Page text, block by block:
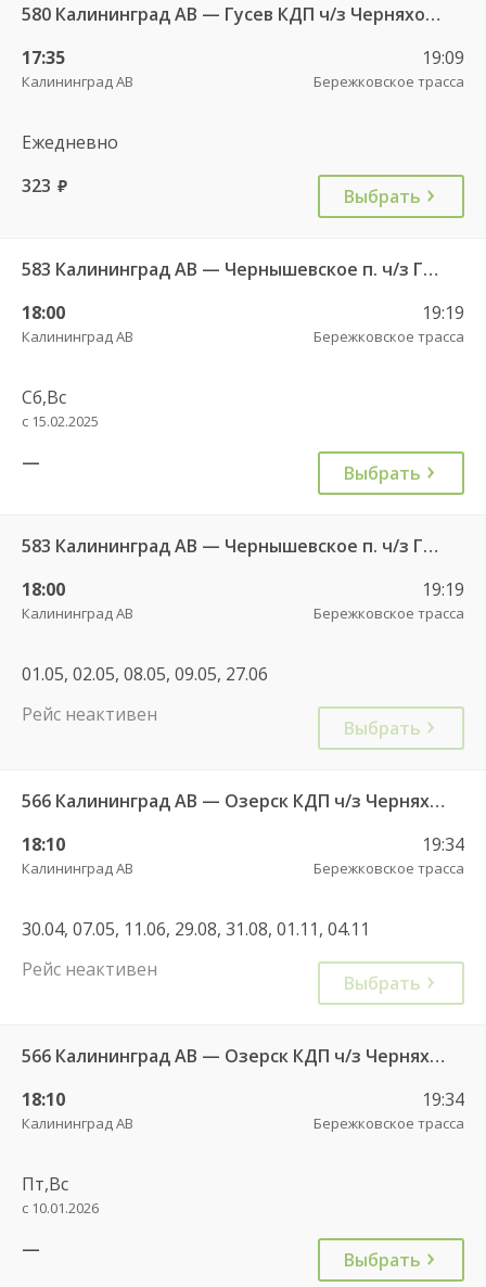
580 Калининград АВ — Гусев КДП ч/з Черняховск АС
17:35
Калининград АВ
19:09
Бережковское трасса
Ежедневно
323 руб. Выбрать
583 Калининград АВ — Чернышевское п. ч/з Гвардейск КДП, Черняховск АС
18:00
Калининград АВ
19:19
Бережковское трасса
Сб,Вс
с 15.02.2025
— Выбрать
583 Калининград АВ — Чернышевское п. ч/з Гвардейск КДП, Черняховск АС
18:00
Калининград АВ
19:19
Бережковское трасса
01.05, 02.05, 08.05, 09.05, 27.06
Рейс неактивен
Выбрать
566 Калининград АВ — Озерск КДП ч/з Черняховск АС
18:10
Калининград АВ
19:34
Бережковское трасса
30.04, 07.05, 11.06, 29.08, 31.08, 01.11, 04.11
Рейс неактивен
Выбрать
566 Калининград АВ — Озерск КДП ч/з Черняховск АС
18:10
Калининград АВ
19:34
Бережковское трасса
Пт,Вс
с 10.01.2026
— Выбрать